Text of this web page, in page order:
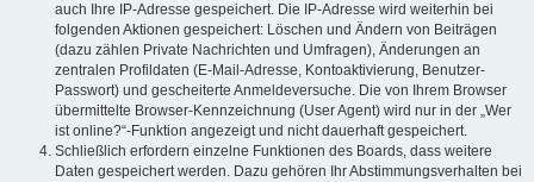
auch Ihre IP-Adresse gespeichert. Die IP-Adresse wird weiterhin bei
folgenden Aktionen gespeichert: Löschen und Ändern von Beiträgen
(dazu zählen Private Nachrichten und Umfragen), Änderungen an
zentralen Profildaten (E-Mail-Adresse, Kontoaktivierung, Benutzer-
Passwort) und gescheiterte Anmeldeversuche. Die von Ihrem Browser
übermittelte Browser-Kennzeichnung (User Agent) wird nur in der „Wer
ist online?“-Funktion angezeigt und nicht dauerhaft gespeichert.
Schließlich erfordern einzelne Funktionen des Boards, dass weitere
Daten gespeichert werden. Dazu gehören Ihr Abstimmungsverhalten bei